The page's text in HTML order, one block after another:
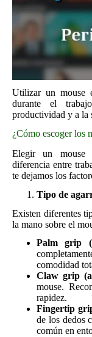
Utilizar un mouse
durante el
productividad y a la
¿Cómo escoger los
Elegir un mouse
diferencia entre
te dejamos los
Tipo de
Existen diferentes
la mano sobre el
Palm grip
comodidad
Claw grip
mouse.
rapidez.
Fingertip
de los dedos
común en